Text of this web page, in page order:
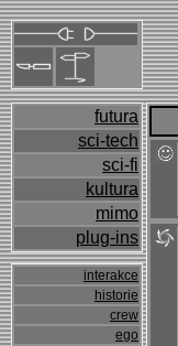
futura
sci-tech
sci-fi
kultura
mimo
plug-ins
interakce
historie
crew
ego